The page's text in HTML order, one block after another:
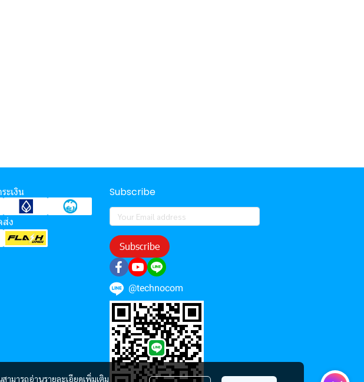
มารถอ่านรายละเอียดเพิ่มเติม
ะเงิน
ง
Subscribe
Subscribe
@technocom